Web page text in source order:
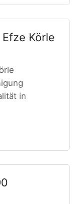
Körle
in